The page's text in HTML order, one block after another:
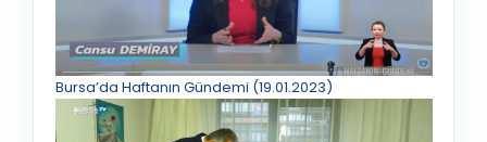
Bursa’da Haftanın Gündemi (19.01.2023)